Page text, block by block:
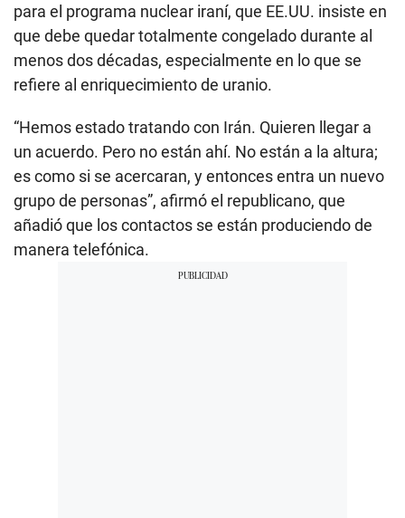
para el programa nuclear iraní, que EE.UU. insiste en
que debe quedar totalmente congelado durante al
menos dos décadas, especialmente en lo que se
refiere al enriquecimiento de uranio.
“Hemos estado tratando con Irán. Quieren llegar a
un acuerdo. Pero no están ahí. No están a la altura;
es como si se acercaran, y entonces entra un nuevo
grupo de personas”, afirmó el republicano, que
añadió que los contactos se están produciendo de
manera telefónica.